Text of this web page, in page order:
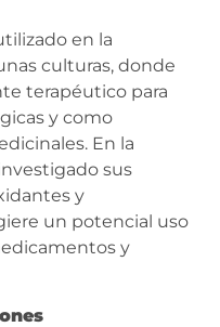
en la
culturas, donde
terapéutico para
y como
En la
sus
y
un potencial uso
y